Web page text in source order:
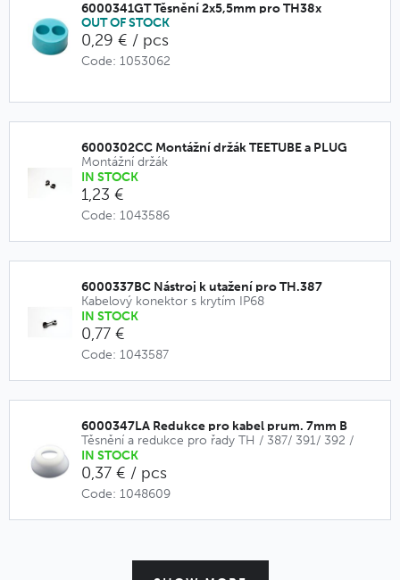
6000341GT Těsnění 2x5,5mm pro TH38x
OUT OF STOCK
0,29 € / pcs
Code: 1053062
6000302CC Montážní držák TEETUBE a PLUG
Montážní držák
IN STOCK
1,23 €
Code: 1043586
6000337BC Nástroj k utažení pro TH.387
Kabelový konektor s krytím IP68
IN STOCK
0,77 €
Code: 1043587
6000347LA Redukce pro kabel prum. 7mm B
Těsnění a redukce pro řady TH / 387/ 391/ 392 /
IN STOCK
0,37 € / pcs
Code: 1048609